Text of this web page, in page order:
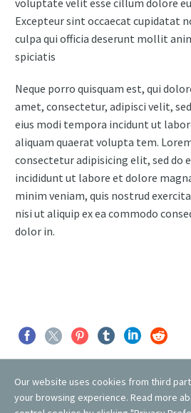
Excepteur sint occaecat cupidatat
culpa qui officia deserunt mollit
spiciatis
Neque porro quisquam est, qui
amet, consectetur, adipisci velit,
eius modi tempora incidunt ut
aliquam quaerat volupta tem.
consectetur adipisicing elit, sed do
incididunt ut labore et dolore
minim veniam, quis nostrud
nisi ut aliquip ex ea commodo
dolor in.
Our website uses cookies from third
your browsing experience. Read more